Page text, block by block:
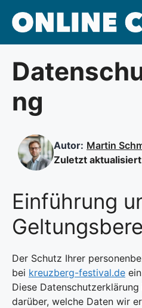
Inhalt
ng
Autor: Martin
Zuletzt
Einführung
Der Schutz Ihrer
bei kreuzberg-festival.de
Diese
darüber, welche Daten wir